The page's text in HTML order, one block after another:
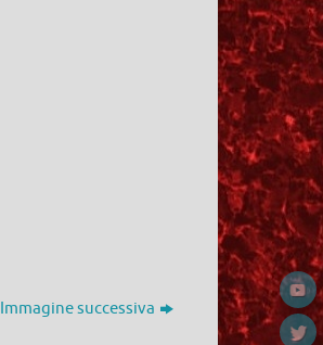
Immagine successiva